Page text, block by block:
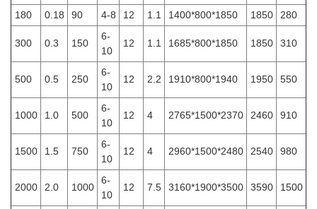
180 0.18 90 4-8 12 1.1 1400*800*1850 1850 280
300 0.3 150
6-
10
12 1.1 1685*800*1850 1850 310
500 0.5 250
6-
10
12 2.2 1910*800*1940 1950 550
1000 1.0 500
6-
10
12 4 2765*1500*2370 2460 910
1500 1.5 750
6-
10
12 4 2960*1500*2480 2540 980
2000 2.0 1000
6-
10
12 7.5 3160*1900*3500 3590 1500